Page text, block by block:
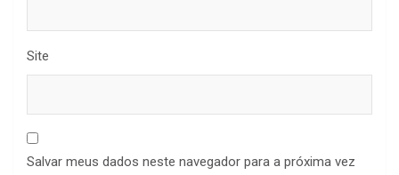
Site
Salvar meus dados neste navegador para a próxima vez